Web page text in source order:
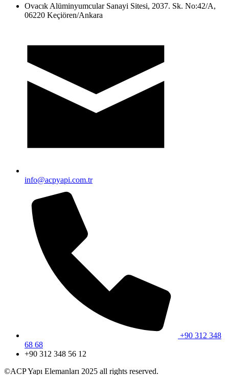
Ovacık Alüminyumcular Sanayi Sitesi, 2037. Sk. No:42/A,
06220 Keçiören/Ankara
info@acpyapi.com.tr
+90 312 348
68 68
+90 312 348 56 12
©ACP Yapı Elemanları 2025 all rights reserved.